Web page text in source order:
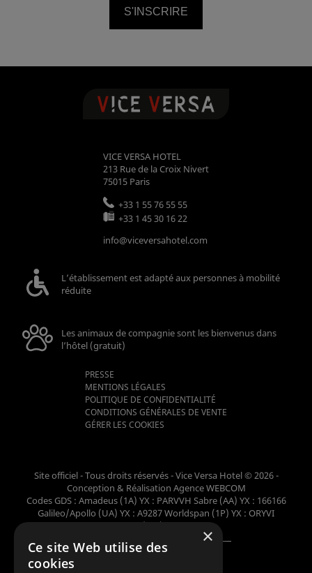
S'INSCRIRE
VICE VERSA HOTEL
213 Rue de la Croix Nivert
75015 Paris
+33 1 55 76 55 55
+33 1 45 30 16 22
info@viceversahotel.com
L’établissement est adapté aux personnes à mobilité
réduite
Les animaux de compagnie sont les bienvenus dans
l’hôtel (gratuit)
PRESSE
MENTIONS LÉGALES
POLITIQUE DE CONFIDENTIALITÉ
CONDITIONS GÉNÉRALES DE VENTE
GÉRER LES COOKIES
Site officiel - Tous droits réservés - Vice Versa Hotel © 2026 -
Conception & Réalisation Agence WEBCOM
Codes GDS : Amadeus (1A) YX : PARVVH Sabre (AA) YX : 166166
Galileo/Apollo (UA) YX : A9287 Worldspan (1P) YX : ORYVI
Pegasus (WB) YX : 62698×
Ce site Web utilise des
cookies